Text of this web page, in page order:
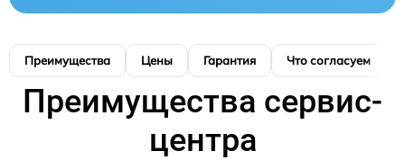
Преимущества Цены Гарантия Что согласуем
Преимущества сервис-
центра